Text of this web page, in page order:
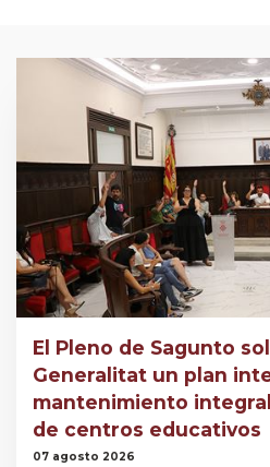
El Pleno de Sagunto
Generalitat un plan
mantenimiento
de centros educativos
07 agosto 2026